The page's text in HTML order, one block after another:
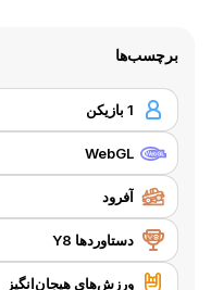
برچسب‌ها
1 بازیکن
WebGL
آفرود
دستاوردها Y8
ورزش‌های هیجان‌انگیز